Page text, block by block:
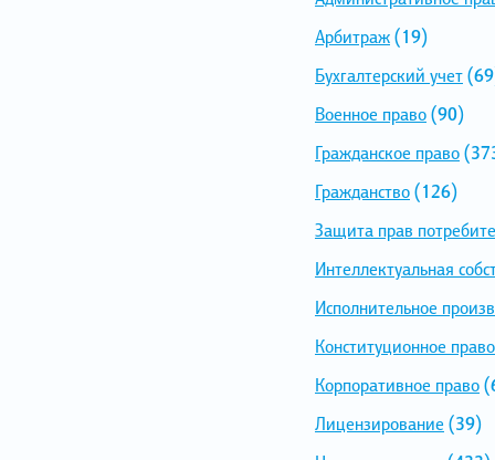
Арбитраж(19)
Бухгалтерский учет
Военное право(90)
Гражданское право
Гражданство(126)
Защита прав
Интеллектуальная
Исполнительное
Конституционное право
Корпоративное право
Лицензирование (39)